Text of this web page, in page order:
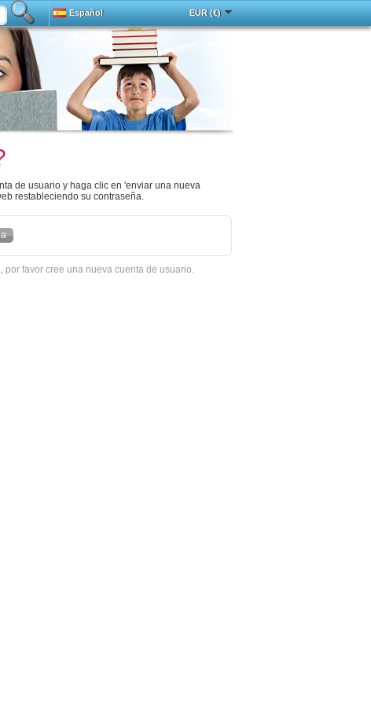
de usuario y haga clic en 'enviar una nueva
restableciendo su contraseña.
favor cree una nueva cuenta de usuario.
Español
Deutsch
English
Magyar
Italy
Português
Русский
Türkçe
EUR (€)